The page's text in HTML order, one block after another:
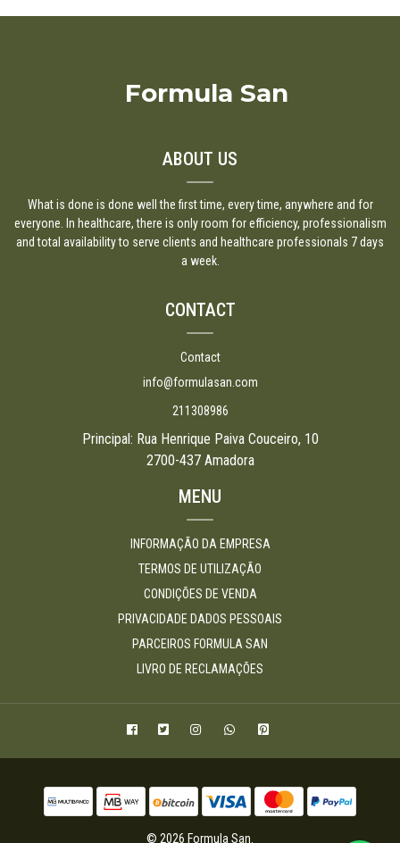
Formula San
ABOUT US
What is done is done well the first time, every time, anywhere and for
everyone. In healthcare, there is only room for efficiency, professionalism
and total availability to serve clients and healthcare professionals 7 days
a week.
CONTACT
Contact
info@formulasan.com
211308986
Principal: Rua Henrique Paiva Couceiro, 10
2700-437 Amadora
MENU
INFORMAÇÃO DA EMPRESA
TERMOS DE UTILIZAÇÃO
CONDIÇÕES DE VENDA
PRIVACIDADE DADOS PESSOAIS
PARCEIROS FORMULA SAN
LIVRO DE RECLAMAÇÕES
© 2026 Formula San.